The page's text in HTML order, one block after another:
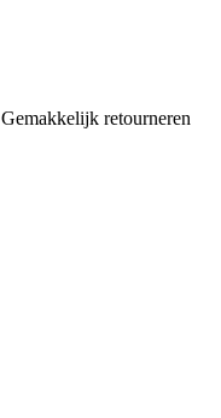
Gemakkelijk retourneren